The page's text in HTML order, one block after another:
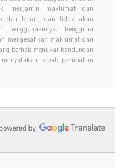
menjamin maklumat dan
dan tepat, dan tidak akan
Pengguna
mengesahkan maklumat dan
berhak menukar kandungan
sebab perubahan